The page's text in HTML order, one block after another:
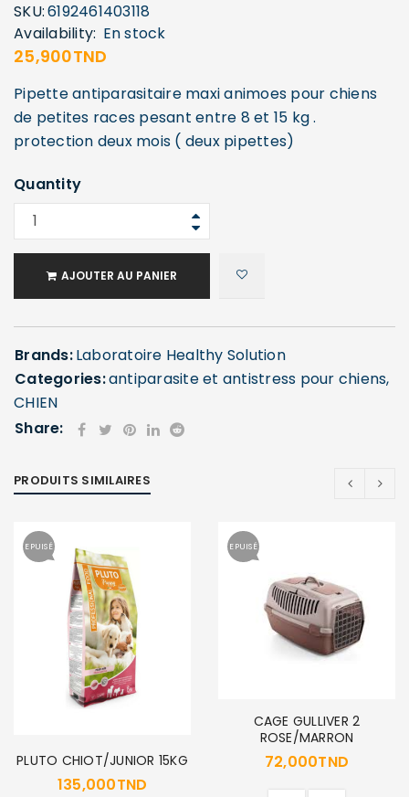
CONNECTER
ou e-mail
de passe*
Se souvenir de moi
DE PASSE PERDU ?
SKU:6192461403118
Availability: En stock
25,900TND
Pipette antiparasitaire maxi animoes pour chiens
de petites races pesant entre 8 et 15 kg .
protection deux mois ( deux pipettes)
Quantity
AJOUTER AU PANIER
Brands:Laboratoire Healthy Solution
Categories:antiparasite et antistress pour chiens,
CHIEN
Share:
PRODUITS SIMILAIRES
EPUISÉ
PLUTO CHIOT/JUNIOR 15KG
135,000TND
EPUISÉ
CAGE GULLIVER 2
ROSE/MARRON
72,000TND